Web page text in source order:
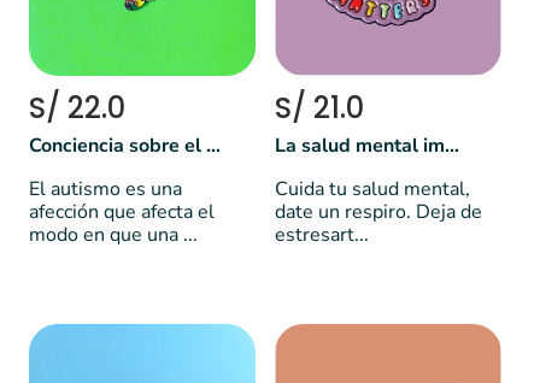
S/ 22.0
Conciencia sobre el autismo
El autismo es una
afección que afecta el
modo en que una ...
S/ 21.0
La salud mental importa
Cuida tu salud mental,
date un respiro. Deja de
estresart...